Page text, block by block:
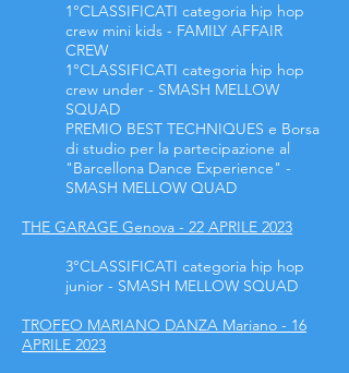
1°CLASSIFICATI categoria hip hop
crew mini kids - FAMILY AFFAIR
CREW
1°CLASSIFICATI categoria hip hop
crew under - SMASH MELLOW
SQUAD
PREMIO BEST TECHNIQUES e Borsa
di studio per la partecipazione al
"Barcellona Dance Experience" -
SMASH MELLOW QUAD
THE GARAGE Genova - 22 APRILE 2023
3°CLASSIFICATI categoria hip hop
junior - SMASH MELLOW SQUAD
TROFEO MARIANO DANZA Mariano - 16
APRILE 2023